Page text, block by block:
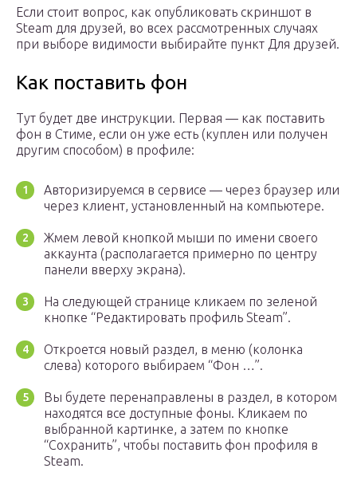
Если стоит вопрос, как опубликовать скриншот в
Steam для друзей, во всех рассмотренных случаях
при выборе видимости выбирайте пункт Для друзей.
Как поставить фон
Тут будет две инструкции. Первая — как поставить
фон в Стиме, если он уже есть (куплен или получен
другим способом) в профиле:
Авторизируемся в сервисе — через браузер или
через клиент, установленный на компьютере.
Жмем левой кнопкой мыши по имени своего
аккаунта (располагается примерно по центру
панели вверху экрана).
На следующей странице кликаем по зеленой
кнопке “Редактировать профиль Steam”.
Откроется новый раздел, в меню (колонка
слева) которого выбираем “Фон …”.
Вы будете перенаправлены в раздел, в котором
находятся все доступные фоны. Кликаем по
выбранной картинке, а затем по кнопке
“Сохранить”, чтобы поставить фон профиля в
Steam.